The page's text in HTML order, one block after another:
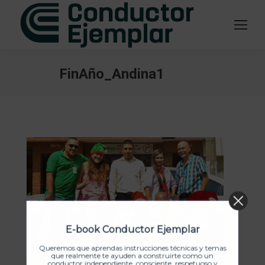
FinAño_Andina1
E-book Conductor Ejemplar
Queremos que aprendas instrucciones técnicas y temas
que realmente te ayuden a construirte como un
conductor independiente, consciente, respetuoso y